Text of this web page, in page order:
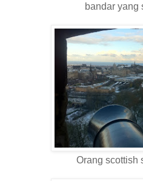
bandar yang
Orang scottish